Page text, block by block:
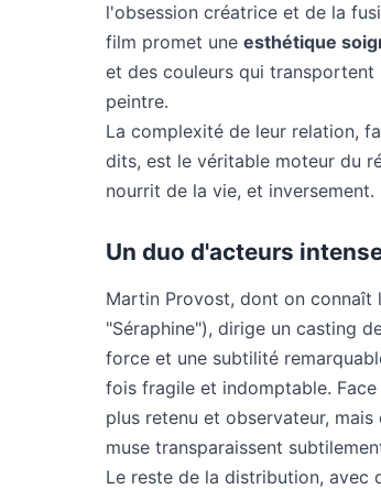
l'obsession créatrice et de la
film promet une esthétique
et des couleurs qui transportent
peintre.
La complexité de leur relation,
dits, est le véritable moteur du
nourrit de la vie, et inversement.
Un duo d'acteurs
Martin Provost, dont on
"Séraphine"), dirige un casting
force et une subtilité
fois fragile et indomptable. Face
plus retenu et observateur,
muse transparaissent
Le reste de la distribution, avec